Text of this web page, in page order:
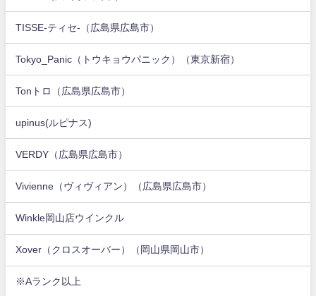
TISSE-ティセ-（広島県広島市）
Tokyo_Panic（トウキョウパニック）（東京新宿）
Tonトロ（広島県広島市）
upinus(ルピナス)
VERDY（広島県広島市）
Vivienne（ヴィヴィアン）（広島県広島市）
Winkle岡山店ウインクル
Xover（クロスオーバー）（岡山県岡山市）
※Aランク以上